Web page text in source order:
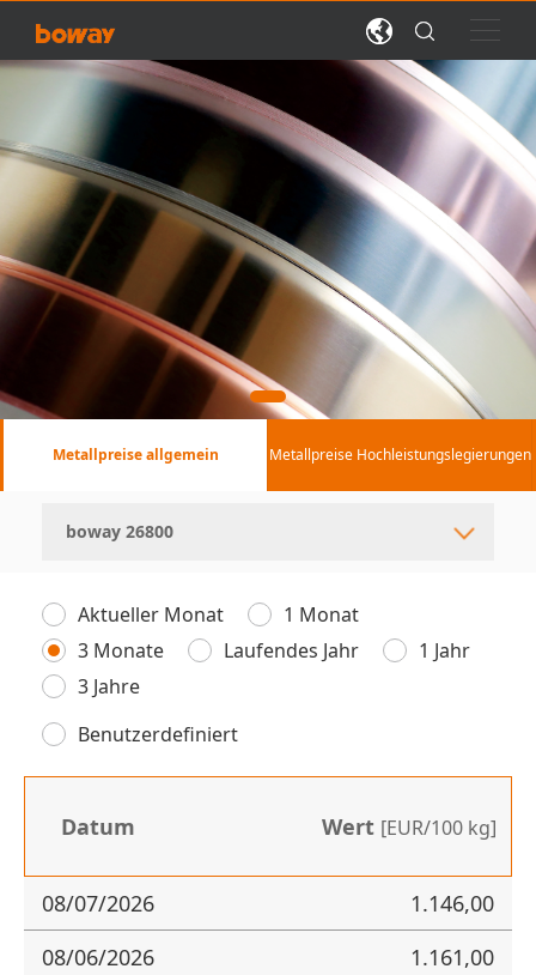
Metallpreise allgemein Metallpreise Hochleistungslegierungen
Aktueller Monat
1 Monat
3 Monate
Laufendes Jahr
1 Jahr
3 Jahre
Benutzerdefiniert
Datum Wert [EUR/100 kg]
08/07/2026
1.146,00
08/06/2026
1.161,00